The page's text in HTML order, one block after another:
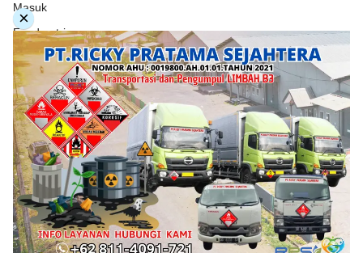
Masuk
Feed entri
Feed komentar
WordPress.org
Copyright © 2026. PT. Herwandy Baharuddin Grup. All
rights reserve
×